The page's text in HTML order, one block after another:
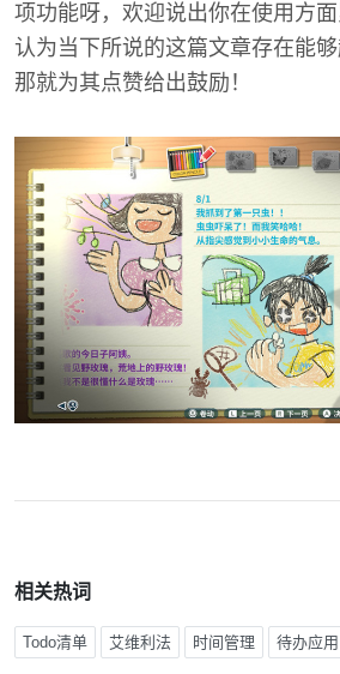
项功能呀，欢迎说出你在使用方
认为当下所说的这篇文章存在能够
那就为其点赞给出鼓励！
相关热词
Todo清单 艾维利法 时间管理 待办应用